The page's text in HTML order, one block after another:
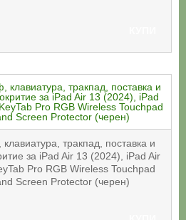
тракпад, поставка и
за iPad Air 13 (2024), iPad Air
Pro RGB Wireless Touchpad
Screen Protector (черен)